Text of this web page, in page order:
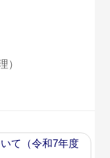
）
て（令和7年度